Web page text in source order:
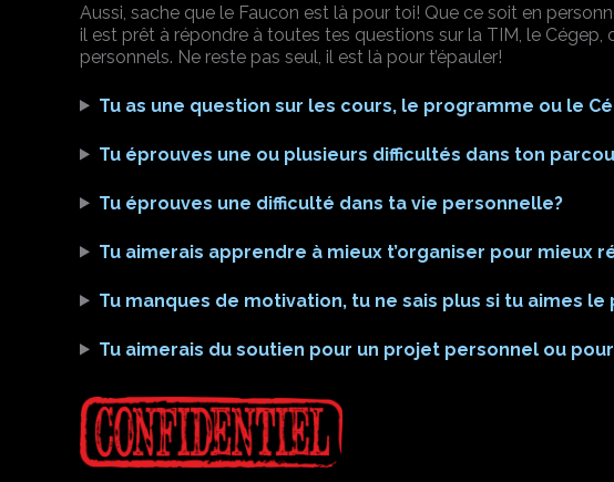
Aussi, sache que le Faucon est là pour toi! Que ce soit en
il est prêt à répondre à toutes tes questions sur la TIM, le
personnels. Ne reste pas seul, il est là pour t’épauler!
Tu as une question sur les cours, le programme ou le
Tu éprouves une ou plusieurs difficultés dans ton
Tu éprouves une difficulté dans ta vie personnelle?
Tu aimerais apprendre à mieux t’organiser pour mieux
Tu manques de motivation, tu ne sais plus si tu aimes le
Tu aimerais du soutien pour un projet personnel ou